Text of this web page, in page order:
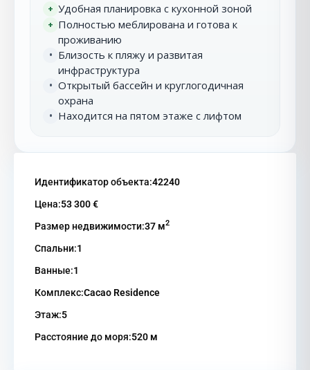
+ Удобная планировка с кухонной зоной
+ Полностью меблирована и готова к
проживанию
• Близость к пляжу и развитая
инфраструктура
• Открытый бассейн и круглогодичная
охрана
• Находится на пятом этаже с лифтом
Идентификатор объекта:42240
Цена:53 300 €
Размер недвижимости:37 м2
Спальни:1
Ванные:1
Комплекс:Cacao Residence
Этаж:5
Расстояние до моря:520 м